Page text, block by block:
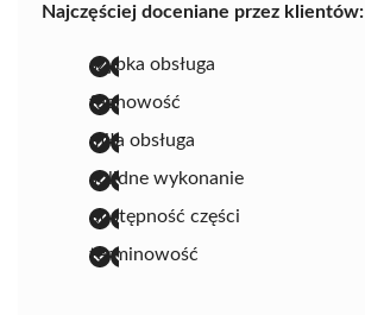
Najczęściej doceniane przez klientów:
szybka obsługa
fachowość
miła obsługa
solidne wykonanie
dostępność części
terminowość